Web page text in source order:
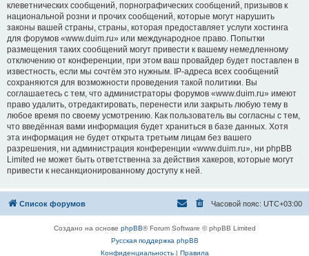
клеветнических сообщений, порнографических сообщений, призывов к
национальной розни и прочих сообщений, которые могут нарушить
законы вашей страны, страны, которая предоставляет услуги хостинга
для форумов «www.duim.ru» или международное право. Попытки
размещения таких сообщений могут привести к вашему немедленному
отключению от конференции, при этом ваш провайдер будет поставлен в
известность, если мы сочтём это нужным. IP-адреса всех сообщений
сохраняются для возможности проведения такой политики. Вы
соглашаетесь с тем, что администраторы форумов «www.duim.ru» имеют
право удалить, отредактировать, перенести или закрыть любую тему в
любое время по своему усмотрению. Как пользователь вы согласны с тем,
что введённая вами информация будет храниться в базе данных. Хотя
эта информация не будет открыта третьим лицам без вашего
разрешения, ни администрация конференции «www.duim.ru», ни phpBB
Limited не может быть ответственна за действия хакеров, которые могут
привести к несанкционированному доступу к ней.
Список форумов Часовой пояс: UTC+03:00
Создано на основе phpBB® Forum Software © phpBB Limited
Русская поддержка phpBB
Конфиденциальность| Правила